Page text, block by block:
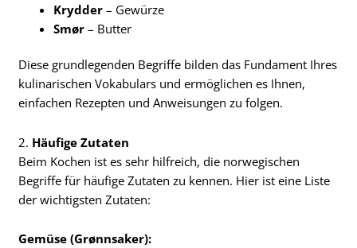
Krydder – Gewürze
Smør – Butter
Diese grundlegenden Begriffe bilden das Fundament Ihres
kulinarischen Vokabulars und ermöglichen es Ihnen,
einfachen Rezepten und Anweisungen zu folgen.
2. Häufige Zutaten
Beim Kochen ist es sehr hilfreich, die norwegischen
Begriffe für häufige Zutaten zu kennen. Hier ist eine Liste
der wichtigsten Zutaten:
Gemüse (Grønnsaker):